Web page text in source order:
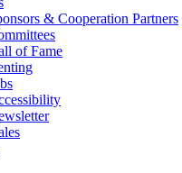
& Cooperation Partners
of Fame